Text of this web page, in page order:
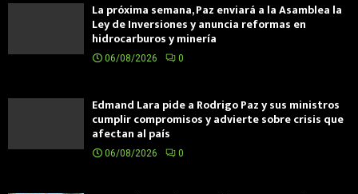
La próxima semana, Paz enviará a la Asamblea la
Ley de Inversiones y anuncia reformas en
hidrocarburos y minería
06/08/2026 0
Edmand Lara pide a Rodrigo Paz y sus ministros
cumplir compromisos y advierte sobre crisis que
afectan al país
06/08/2026 0